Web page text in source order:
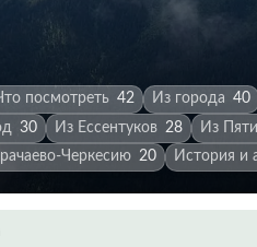
посмотреть 42 Из города 40
30 Из Ессентуков 28 Из
Черкесию 20 История и